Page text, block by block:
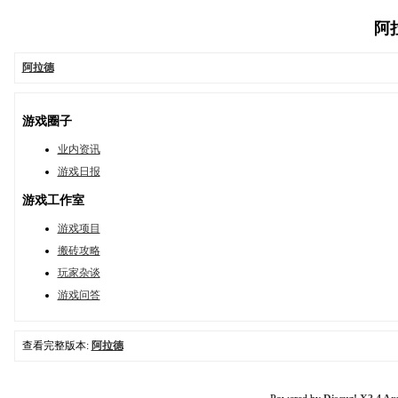
阿
阿拉德
游戏圈子
业内资讯
游戏日报
游戏工作室
游戏项目
搬砖攻略
玩家杂谈
游戏问答
查看完整版本: 阿拉德